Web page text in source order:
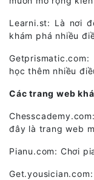
Learni.st: Là nơi
khám phá nhiều
học thêm nhiều
Các trang web
đây là trang web
Pianu.com: Chơi